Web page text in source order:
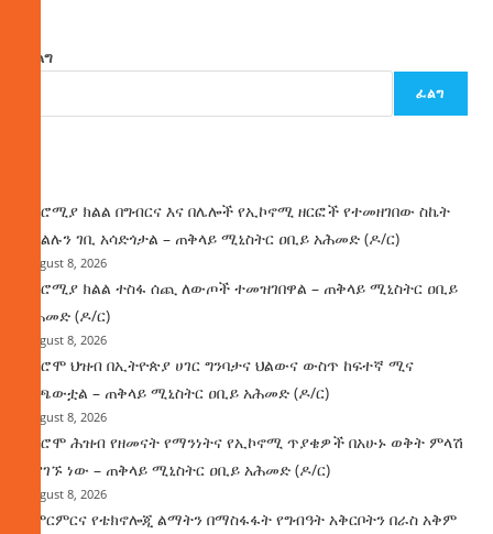
ፈልግ
ፈልግ
በኦሮሚያ ክልል በግብርና እና በሌሎች የኢኮኖሚ ዘርፎች የተመዘገበው ስኬት
የክልሉን ገቢ አሳድጎታል – ጠቅላይ ሚኒስትር ዐቢይ አሕመድ (ዶ/ር)
August 8, 2026
በኦሮሚያ ክልል ተስፋ ሰጪ ለውጦች ተመዝገበዋል – ጠቅላይ ሚኒስትር ዐቢይ
አሕመድ (ዶ/ር)
August 8, 2026
የኦሮሞ ህዝብ በኢትዮጵያ ሀገር ግንባታና ህልውና ውስጥ ከፍተኛ ሚና
ተጫውቷል – ጠቅላይ ሚኒስትር ዐቢይ አሕመድ (ዶ/ር)
August 8, 2026
የኦሮሞ ሕዝብ የዘመናት የማንነትና የኢኮኖሚ ጥያቄዎች በአሁኑ ወቅት ምላሽ
እያገኙ ነው – ጠቅላይ ሚኒስትር ዐቢይ አሕመድ (ዶ/ር)
August 8, 2026
የምርምርና የቴክኖሎጂ ልማትን በማስፋፋት የግብዓት አቅርቦትን በራስ አቅም